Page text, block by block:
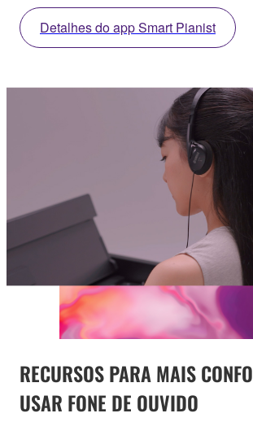
Detalhes do app Smart Pianist
RECURSOS PARA MAIS
USAR FONE DE OUVIDO